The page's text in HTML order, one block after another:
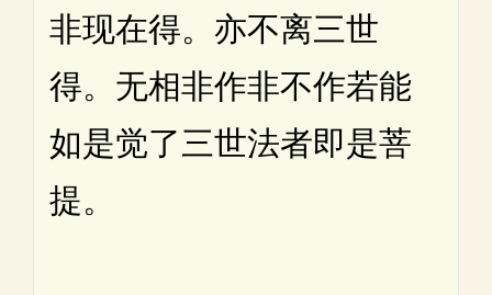
非现在得。亦不离三世
得。无相非作非不作若能
如是觉了三世法者即是菩
提。